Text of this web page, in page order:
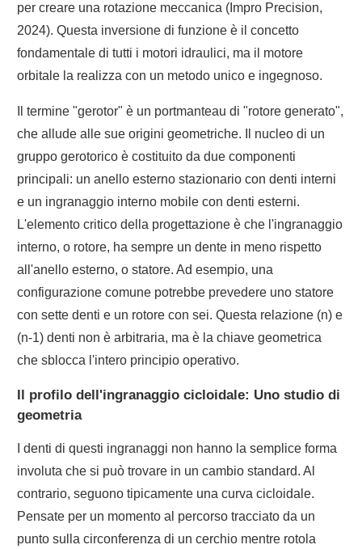
per creare una rotazione meccanica (Impro Precision,
2024). Questa inversione di funzione è il concetto
fondamentale di tutti i motori idraulici, ma il motore
orbitale la realizza con un metodo unico e ingegnoso.
Il termine "gerotor" è un portmanteau di "rotore generato",
che allude alle sue origini geometriche. Il nucleo di un
gruppo gerotorico è costituito da due componenti
principali: un anello esterno stazionario con denti interni
e un ingranaggio interno mobile con denti esterni.
L'elemento critico della progettazione è che l'ingranaggio
interno, o rotore, ha sempre un dente in meno rispetto
all'anello esterno, o statore. Ad esempio, una
configurazione comune potrebbe prevedere uno statore
con sette denti e un rotore con sei. Questa relazione (n) e
(n-1) denti non è arbitraria, ma è la chiave geometrica
che sblocca l'intero principio operativo.
Il profilo dell'ingranaggio cicloidale: Uno studio di
geometria
I denti di questi ingranaggi non hanno la semplice forma
involuta che si può trovare in un cambio standard. Al
contrario, seguono tipicamente una curva cicloidale.
Pensate per un momento al percorso tracciato da un
punto sulla circonferenza di un cerchio mentre rotola